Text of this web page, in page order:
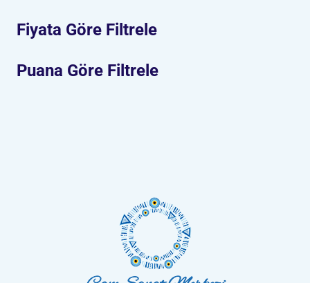
Fiyata Göre Filtrele
Puana Göre Filtrele